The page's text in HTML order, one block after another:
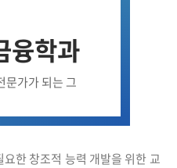
융학과
문가가 되는 그
한 창조적 능력 개발을 위한 교